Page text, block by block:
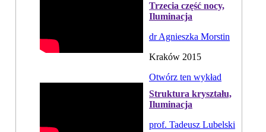
Trzecia część nocy,
Iluminacja
dr Agnieszka Morstin
Kraków 2015
Otwórz ten wykład
Struktura kryształu,
Iluminacja
prof. Tadeusz Lubelski